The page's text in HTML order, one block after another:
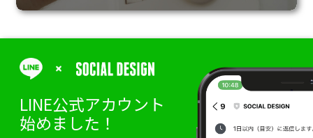
LINE公式アカウント
始めました！